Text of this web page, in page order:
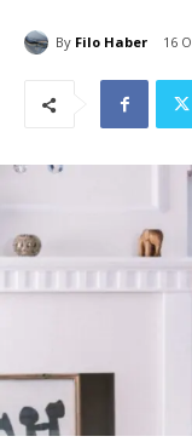
By Filo Haber 16